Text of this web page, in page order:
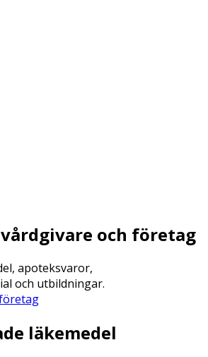
och företag
apoteksvaror,
och utbildningar.
läkemedel